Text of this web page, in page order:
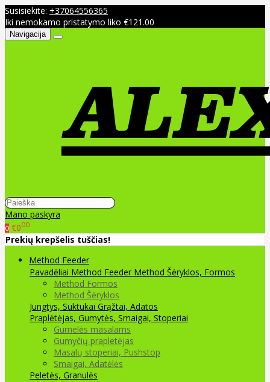
Susisiekite: +37064556365
Iki nemokamo pristatymo liko €121.00
Navigacija
Mano paskyra
0 €000
Prekių krepšelis tuščias!
Method Feeder
Pavadėliai Method Feeder Method Šėryklos, Formos
Method Formos
Method Šėryklos
Jungtys, Suktukai Grąžtai, Adatos
Praplėtėjas, Gumytės, Smaigai, Stoperiai
Gumelės masalams
Gumyčių prapletėjas
Masalų stoperiai, Pushstop
Smaigai, Adatėlės
Peletės, Granulės